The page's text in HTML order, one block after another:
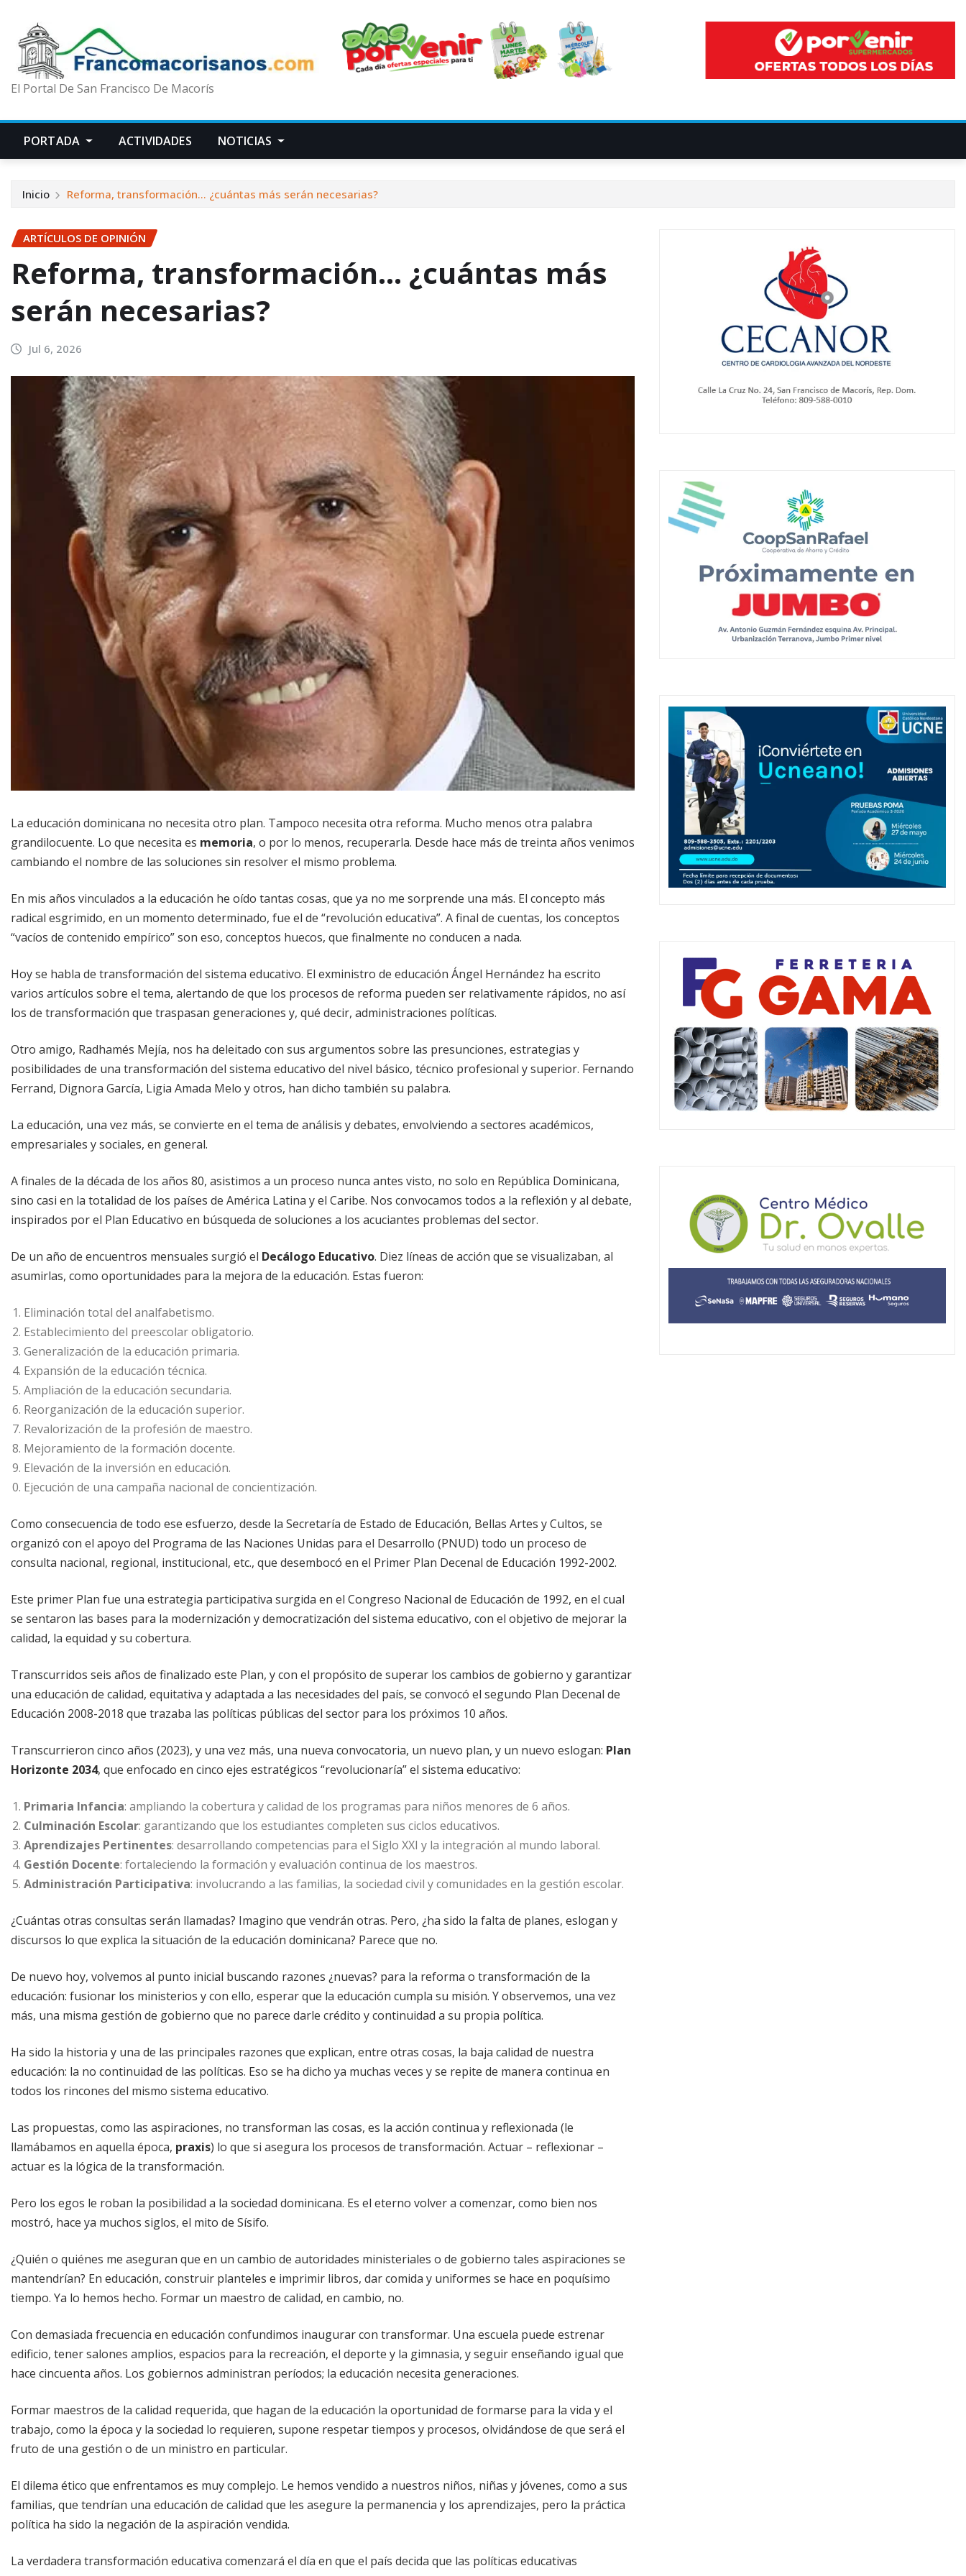
El Portal De San Francisco De Macorís
PORTADA ACTIVIDADES NOTICIAS
Inicio Reforma, transformación… ¿cuántas más serán necesarias?
ARTÍCULOS DE OPINIÓN
Reforma, transformación… ¿cuántas más
serán necesarias?
Jul 6, 2026
La educación dominicana no necesita otro plan. Tampoco necesita otra reforma. Mucho menos otra palabra
grandilocuente. Lo que necesita es memoria, o por lo menos, recuperarla. Desde hace más de treinta años venimos
cambiando el nombre de las soluciones sin resolver el mismo problema.
En mis años vinculados a la educación he oído tantas cosas, que ya no me sorprende una más. El concepto más
radical esgrimido, en un momento determinado, fue el de “revolución educativa”. A final de cuentas, los conceptos
“vacíos de contenido empírico” son eso, conceptos huecos, que finalmente no conducen a nada.
Hoy se habla de transformación del sistema educativo. El exministro de educación Ángel Hernández ha escrito
varios artículos sobre el tema, alertando de que los procesos de reforma pueden ser relativamente rápidos, no así
los de transformación que traspasan generaciones y, qué decir, administraciones políticas.
Otro amigo, Radhamés Mejía, nos ha deleitado con sus argumentos sobre las presunciones, estrategias y
posibilidades de una transformación del sistema educativo del nivel básico, técnico profesional y superior. Fernando
Ferrand, Dignora García, Ligia Amada Melo y otros, han dicho también su palabra.
La educación, una vez más, se convierte en el tema de análisis y debates, envolviendo a sectores académicos,
empresariales y sociales, en general.
A finales de la década de los años 80, asistimos a un proceso nunca antes visto, no solo en República Dominicana,
sino casi en la totalidad de los países de América Latina y el Caribe. Nos convocamos todos a la reflexión y al debate,
inspirados por el Plan Educativo en búsqueda de soluciones a los acuciantes problemas del sector.
De un año de encuentros mensuales surgió el Decálogo Educativo. Diez líneas de acción que se visualizaban, al
asumirlas, como oportunidades para la mejora de la educación. Estas fueron:
Eliminación total del analfabetismo.
Establecimiento del preescolar obligatorio.
Generalización de la educación primaria.
Expansión de la educación técnica.
Ampliación de la educación secundaria.
Reorganización de la educación superior.
Revalorización de la profesión de maestro.
Mejoramiento de la formación docente.
Elevación de la inversión en educación.
Ejecución de una campaña nacional de concientización.
Como consecuencia de todo ese esfuerzo, desde la Secretaría de Estado de Educación, Bellas Artes y Cultos, se
organizó con el apoyo del Programa de las Naciones Unidas para el Desarrollo (PNUD) todo un proceso de
consulta nacional, regional, institucional, etc., que desembocó en el Primer Plan Decenal de Educación 1992-2002.
Este primer Plan fue una estrategia participativa surgida en el Congreso Nacional de Educación de 1992, en el cual
se sentaron las bases para la modernización y democratización del sistema educativo, con el objetivo de mejorar la
calidad, la equidad y su cobertura.
Transcurridos seis años de finalizado este Plan, y con el propósito de superar los cambios de gobierno y garantizar
una educación de calidad, equitativa y adaptada a las necesidades del país, se convocó el segundo Plan Decenal de
Educación 2008-2018 que trazaba las políticas públicas del sector para los próximos 10 años.
Transcurrieron cinco años (2023), y una vez más, una nueva convocatoria, un nuevo plan, y un nuevo eslogan: Plan
Horizonte 2034, que enfocado en cinco ejes estratégicos “revolucionaría” el sistema educativo:
Primaria Infancia: ampliando la cobertura y calidad de los programas para niños menores de 6 años.
Culminación Escolar: garantizando que los estudiantes completen sus ciclos educativos.
Aprendizajes Pertinentes: desarrollando competencias para el Siglo XXI y la integración al mundo laboral.
Gestión Docente: fortaleciendo la formación y evaluación continua de los maestros.
Administración Participativa: involucrando a las familias, la sociedad civil y comunidades en la gestión escolar.
¿Cuántas otras consultas serán llamadas? Imagino que vendrán otras. Pero, ¿ha sido la falta de planes, eslogan y
discursos lo que explica la situación de la educación dominicana? Parece que no.
De nuevo hoy, volvemos al punto inicial buscando razones ¿nuevas? para la reforma o transformación de la
educación: fusionar los ministerios y con ello, esperar que la educación cumpla su misión. Y observemos, una vez
más, una misma gestión de gobierno que no parece darle crédito y continuidad a su propia política.
Ha sido la historia y una de las principales razones que explican, entre otras cosas, la baja calidad de nuestra
educación: la no continuidad de las políticas. Eso se ha dicho ya muchas veces y se repite de manera continua en
todos los rincones del mismo sistema educativo.
Las propuestas, como las aspiraciones, no transforman las cosas, es la acción continua y reflexionada (le
llamábamos en aquella época, praxis) lo que si asegura los procesos de transformación. Actuar – reflexionar –
actuar es la lógica de la transformación.
Pero los egos le roban la posibilidad a la sociedad dominicana. Es el eterno volver a comenzar, como bien nos
mostró, hace ya muchos siglos, el mito de Sísifo.
¿Quién o quiénes me aseguran que en un cambio de autoridades ministeriales o de gobierno tales aspiraciones se
mantendrían? En educación, construir planteles e imprimir libros, dar comida y uniformes se hace en poquísimo
tiempo. Ya lo hemos hecho. Formar un maestro de calidad, en cambio, no.
Con demasiada frecuencia en educación confundimos inaugurar con transformar. Una escuela puede estrenar
edificio, tener salones amplios, espacios para la recreación, el deporte y la gimnasia, y seguir enseñando igual que
hace cincuenta años. Los gobiernos administran períodos; la educación necesita generaciones.
Formar maestros de la calidad requerida, que hagan de la educación la oportunidad de formarse para la vida y el
trabajo, como la época y la sociedad lo requieren, supone respetar tiempos y procesos, olvidándose de que será el
fruto de una gestión o de un ministro en particular.
El dilema ético que enfrentamos es muy complejo. Le hemos vendido a nuestros niños, niñas y jóvenes, como a sus
familias, que tendrían una educación de calidad que les asegure la permanencia y los aprendizajes, pero la práctica
política ha sido la negación de la aspiración vendida.
La verdadera transformación educativa comenzará el día en que el país decida que las políticas educativas